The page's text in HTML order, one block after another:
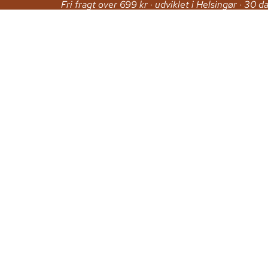
Fri fragt over 699 kr · udviklet i Helsingør · 30